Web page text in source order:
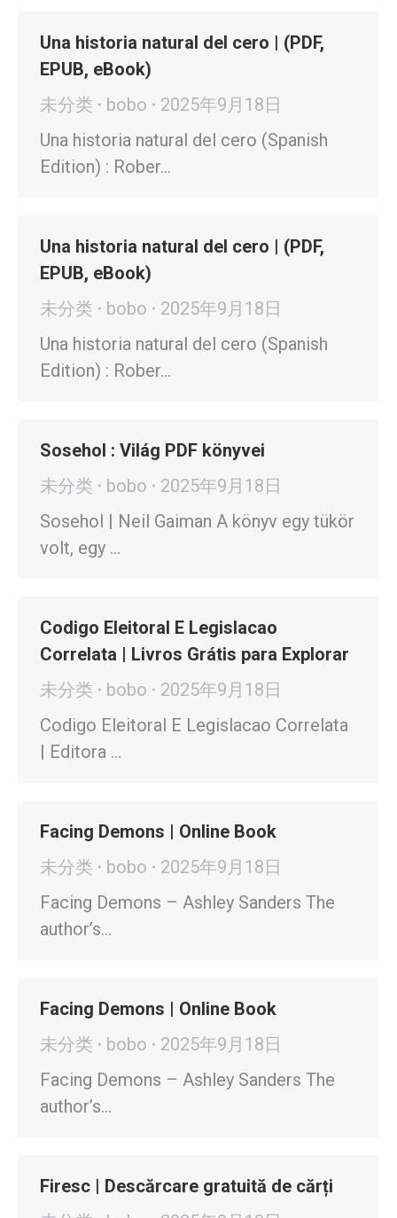
Una historia natural del cero | (PDF,
EPUB, eBook)
未分类
bobo
2025年9月18日
Una historia natural del cero (Spanish
Edition) : Rober…
Una historia natural del cero | (PDF,
EPUB, eBook)
未分类
bobo
2025年9月18日
Una historia natural del cero (Spanish
Edition) : Rober…
Sosehol : Világ PDF könyvei
未分类
bobo
2025年9月18日
Sosehol | Neil Gaiman A könyv egy tükör
volt, egy …
Codigo Eleitoral E Legislacao
Correlata | Livros Grátis para Explorar
未分类
bobo
2025年9月18日
Codigo Eleitoral E Legislacao Correlata
| Editora …
Facing Demons | Online Book
未分类
bobo
2025年9月18日
Facing Demons – Ashley Sanders The
author’s…
Facing Demons | Online Book
未分类
bobo
2025年9月18日
Facing Demons – Ashley Sanders The
author’s…
Firesc | Descărcare gratuită de cărți